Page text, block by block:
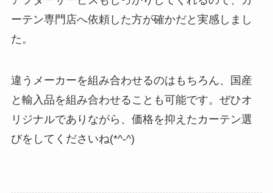
ーテン専門店へ依頼した方が確かだと実感しまし
た。
違うメーカーを組み合わせるのはもちろん、国産
と輸入品を組み合わせることも可能です。ぜひオ
リジナルでありながら、価格を抑えたカーテン選
びをしてくださいね(*^-^)